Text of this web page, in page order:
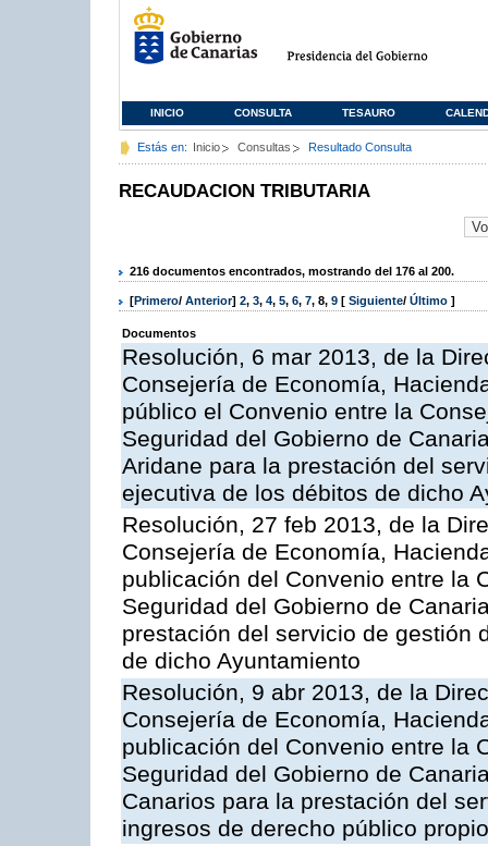
INICIO CONSULTA TESAURO
Estás en: Inicio Consultas Resultado Consulta
RECAUDACION TRIBUTARIA
216 documentos encontrados, mostrando del 176 al 200.
[Primero/ Anterior] 2, 3, 4, 5, 6, 7, 8, 9 [ Siguiente/ Último ]
Documentos
Resolución, 6 mar 2013, de la
Consejería de Economía,
público el Convenio entre la
Seguridad del Gobierno de
Aridane para la prestación del
ejecutiva de los débitos de dicho
Resolución, 27 feb 2013, de la
Consejería de Economía,
publicación del Convenio entre la
Seguridad del Gobierno de
prestación del servicio de gestión
de dicho Ayuntamiento
Resolución, 9 abr 2013, de la
Consejería de Economía,
publicación del Convenio entre la
Seguridad del Gobierno de
Canarios para la prestación del
ingresos de derecho público